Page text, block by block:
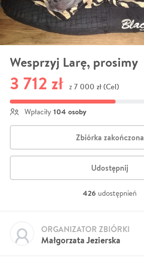
Wesprzyj Larę, prosimy
3 712 zł z 7 000 zł (Cel)
Wpłaciły 104 osoby
Zbiórka zakończona
Udostępnij
426 udostępnień
Małgorzata Jezierska
ORGANIZATOR ZBIÓRKI